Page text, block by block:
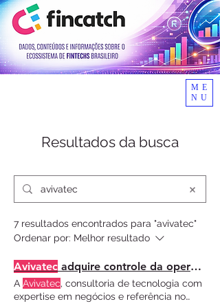
ME
NU
Resultados da busca
7 resultados encontrados para "avivatec"
Ordenar por: Melhor resultado
Avivatec adquire controle da operação Enfoque e prevê investimento de R$ 5 Milhões
A Avivatec, consultoria de tecnologia com
expertise em negócios e referência no